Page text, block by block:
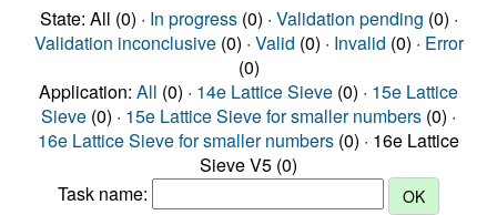
State: All (0) · In progress(0) · Validation pending (0) ·
Validation inconclusive(0) · Valid (0) · Invalid (0) · Error
(0)
Application: All (0) · 14e Lattice Sieve (0) · 15e Lattice
Sieve (0) · 15e Lattice Sieve for smaller numbers (0) ·
16e Lattice Sieve for smaller numbers (0) · 16e Lattice
Sieve V5 (0)
Task name: